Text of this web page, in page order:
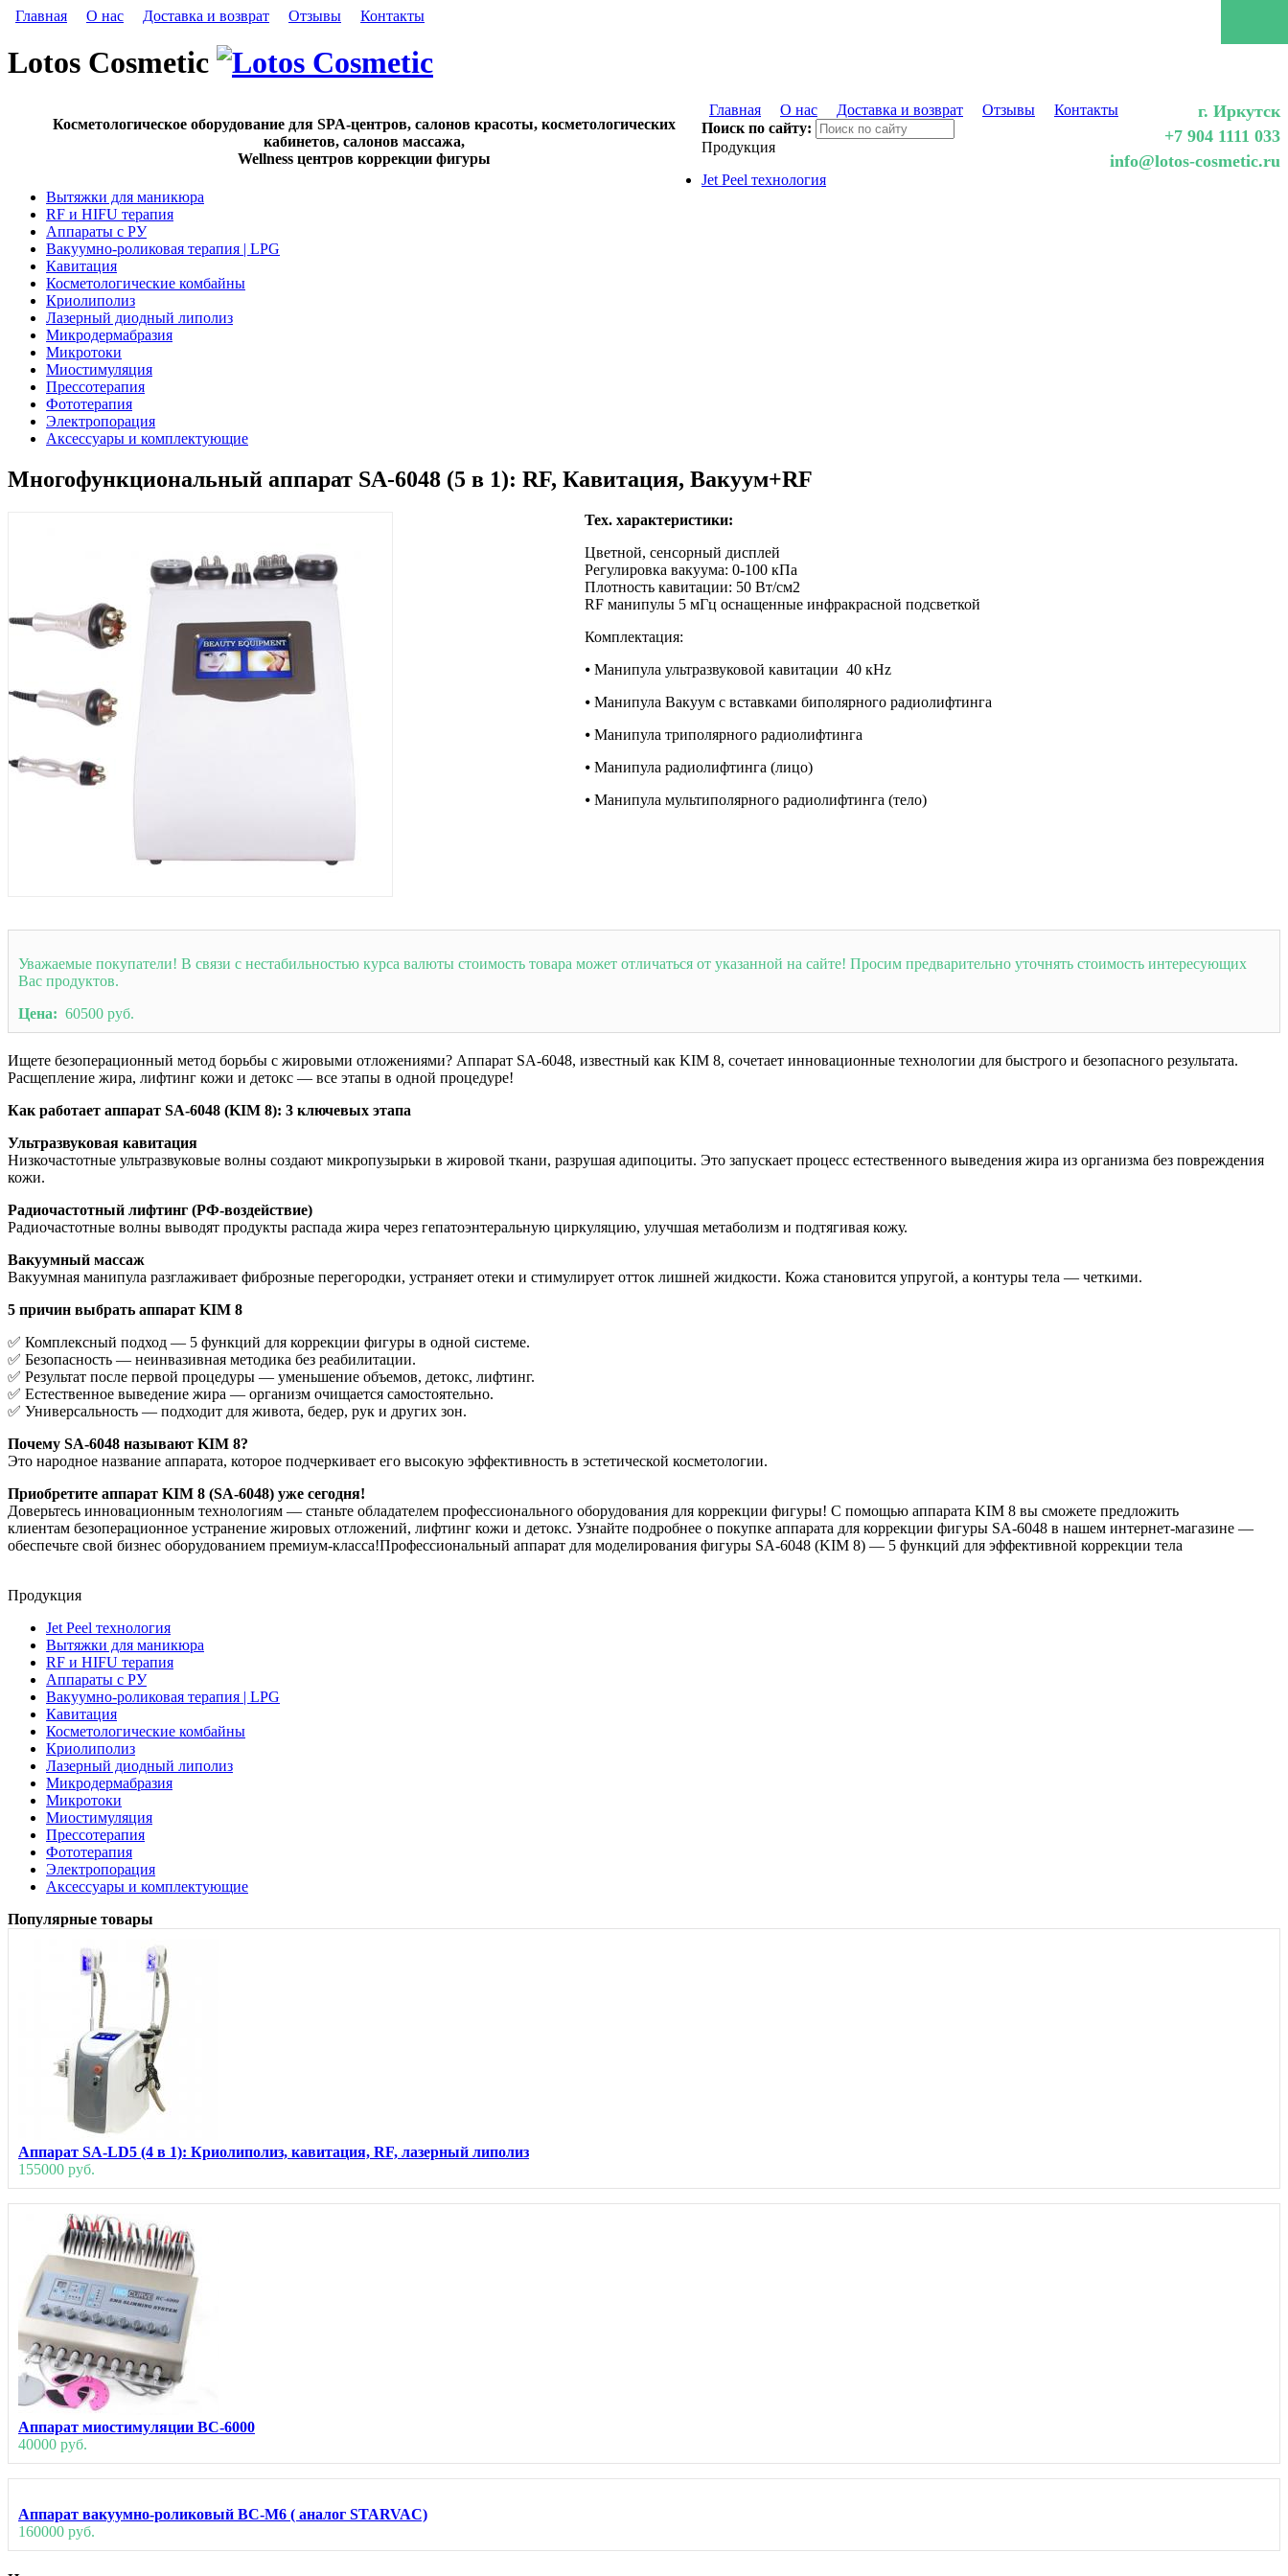
Главная О нас Доставка и возврат Отзывы Контакты
Lotos Cosmetic
Косметологическое оборудование для SPA-центров, салонов красоты, косметологических
кабинетов, салонов массажа,
Wellness центров коррекции фигуры
г. Иркутск
+7 904 1111 033
info@lotos-cosmetic.ru
Главная О нас Доставка и возврат Отзывы
Контакты
Поиск по сайту:
Продукция
Jet Peel технология
Вытяжки для маникюра
RF и HIFU терапия
Аппараты с РУ
Вакуумно-роликовая терапия | LPG
Кавитация
Косметологические комбайны
Криолиполиз
Лазерный диодный липолиз
Микродермабразия
Микротоки
Миостимуляция
Прессотерапия
Фототерапия
Электропорация
Аксессуары и комплектующие
Многофункциональный аппарат SA-6048 (5 в 1): RF, Кавитация, Вакуум+RF
Тех. характеристики:
Цветной, сенсорный дисплей
Регулировка вакуума: 0-100 кПа
Плотность кавитации: 50 Вт/см2
RF манипулы 5 мГц оснащенные инфракрасной подсветкой
Комплектация:
⦁ Манипула ультразвуковой кавитации 40 кHz
⦁ Манипула Вакуум с вставками биполярного радиолифтинга
⦁ Манипула триполярного радиолифтинга
⦁ Манипула радиолифтинга (лицо)
⦁ Манипула мультиполярного радиолифтинга (тело)
Уважаемые покупатели! В связи с нестабильностью курса валюты стоимость товара может отличаться от указанной на сайте! Просим предварительно уточнять стоимость интересующих
Вас продуктов.
Цена: 60500 руб.
Ищете безоперационный метод борьбы с жировыми отложениями? Аппарат SA-6048, известный как KIM 8, сочетает инновационные технологии для быстрого и безопасного результата.
Расщепление жира, лифтинг кожи и детокс — все этапы в одной процедуре!
Как работает аппарат SA-6048 (KIM 8): 3 ключевых этапа
Ультразвуковая кавитация
Низкочастотные ультразвуковые волны создают микропузырьки в жировой ткани, разрушая адипоциты. Это запускает процесс естественного выведения жира из организма без повреждения
кожи.
Радиочастотный лифтинг (РФ-воздействие)
Радиочастотные волны выводят продукты распада жира через гепатоэнтеральную циркуляцию, улучшая метаболизм и подтягивая кожу.
Вакуумный массаж
Вакуумная манипула разглаживает фиброзные перегородки, устраняет отеки и стимулирует отток лишней жидкости. Кожа становится упругой, а контуры тела — четкими.
5 причин выбрать аппарат KIM 8
✅ Комплексный подход — 5 функций для коррекции фигуры в одной системе.
✅ Безопасность — неинвазивная методика без реабилитации.
✅ Результат после первой процедуры — уменьшение объемов, детокс, лифтинг.
✅ Естественное выведение жира — организм очищается самостоятельно.
✅ Универсальность — подходит для живота, бедер, рук и других зон.
Почему SA-6048 называют KIM 8?
Это народное название аппарата, которое подчеркивает его высокую эффективность в эстетической косметологии.
Приобретите аппарат KIM 8 (SA-6048) уже сегодня!
Доверьтесь инновационным технологиям — станьте обладателем профессионального оборудования для коррекции фигуры! С помощью аппарата KIM 8 вы сможете предложить
клиентам безоперационное устранение жировых отложений, лифтинг кожи и детокс. Узнайте подробнее о покупке аппарата для коррекции фигуры SA-6048 в нашем интернет-магазине —
обеспечьте свой бизнес оборудованием премиум-класса!Профессиональный аппарат для моделирования фигуры SA-6048 (KIM 8) — 5 функций для эффективной коррекции тела
Продукция
Jet Peel технология
Вытяжки для маникюра
RF и HIFU терапия
Аппараты с РУ
Вакуумно-роликовая терапия | LPG
Кавитация
Косметологические комбайны
Криолиполиз
Лазерный диодный липолиз
Микродермабразия
Микротоки
Миостимуляция
Прессотерапия
Фототерапия
Электропорация
Аксессуары и комплектующие
Популярные товары
Аппарат SA-LD5 (4 в 1): Криолиполиз, кавитация, RF, лазерный липолиз
155000 руб.
Аппарат миостимуляции ВС-6000
40000 руб.
Аппарат вакуумно-роликовый BC-M6 ( аналог STARVAC)
160000 руб.